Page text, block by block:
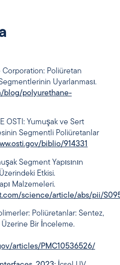
Corporation: Poliüretan
Uyarlanması.
blog/polyurethane-
OSTI: Yumuşak ve Sert
Segmentli Poliüretanlar
biblio/914331
Segment Yapısının
Etkisi.
Malzemeleri.
science/article/abs/pii/
Poliüretanlar: Sentez,
Bir İnceleme.
articles/PMC10536526/